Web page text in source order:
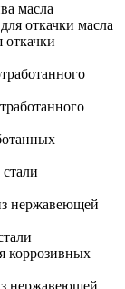
масла
откачки масла
нержавеющей
коррозивных